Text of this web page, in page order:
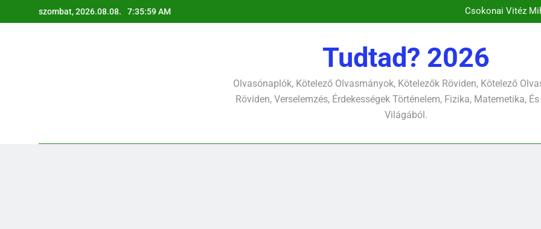
a
szombat, 2026.08.08. 7:36:01 AM
Csokonai Vitéz
Csokonai
Csokonai Vitéz
Csokonai
József
Tudtad? 2026
Olvasónaplók, Kötelező Olvasmányok, Kötelezők Röviden, Kötelező
Röviden, Verselemzés, Érdekességek Történelem, Fizika, Matemetika,
Világából.